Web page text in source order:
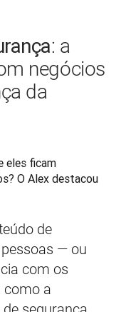
: a
negócios
da
eles ficam
O Alex destacou
de
— ou
com os
como a